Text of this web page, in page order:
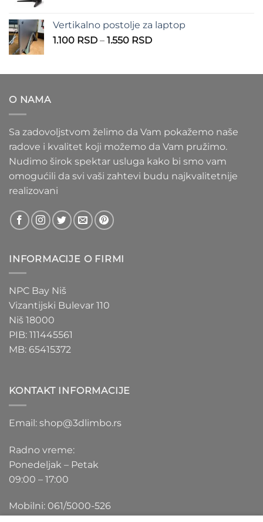
935 RSD
do
Vertikalno postolje za laptop
1.100 RSD – 1.550 RSDRaspon
1.100 RSD
O NAMA
Sa zadovoljstvom želimo da Vam pokažemo naše
radove i kvalitet koji možemo da Vam pružimo.
Nudimo širok spektar usluga kako bi smo vam
omogućili da svi vaši zahtevi budu najkvalitetnije
realizovani
INFORMACIJE O FIRMI
NPC Bay Niš
Vizantijski Bulevar 110
Niš 18000
PIB: 111445561
MB: 65415372
KONTAKT INFORMACIJE
Email: shop@3dlimbo.rs
Radno vreme:
Ponedeljak – Petak
09:00 – 17:00
Mobilni: 061/5000-526